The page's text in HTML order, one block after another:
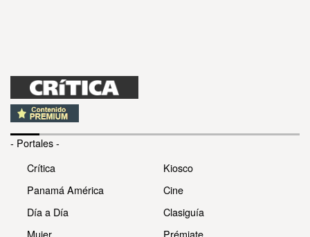
- Portales -
Crítica
Panamá América
Día a Día
Mujer
Kiosco
Cine
Clasiguía
Prémiate